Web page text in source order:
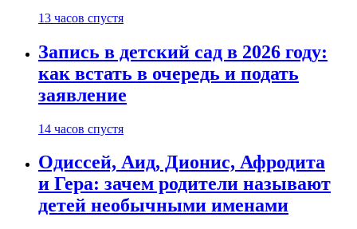
13 часов спустя
Запись в детский сад в 2026 году:
как встать в очередь и подать
заявление
14 часов спустя
Одиссей, Аид, Дионис, Афродита
и Гера: зачем родители называют
детей необычными именами